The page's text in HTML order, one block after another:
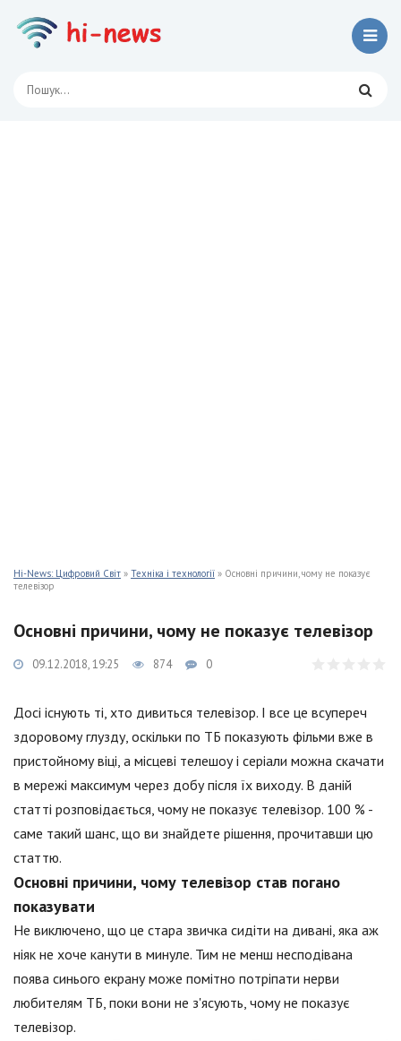
Hi-News: Цифровий Світ » Техніка і технології » Основні причини, чому не показує
телевізор
Основні причини, чому не показує телевізор
09.12.2018, 19:25 874 0
Досі існують ті, хто дивиться телевізор. І все це всупереч
здоровому глузду, оскільки по ТБ показують фільми вже в
пристойному віці, а місцеві телешоу і серіали можна скачати
в мережі максимум через добу після їх виходу. В даній
статті розповідається, чому не показує телевізор. 100 % -
саме такий шанс, що ви знайдете рішення, прочитавши цю
статтю.
Основні причини, чому телевізор став погано
показувати
Не виключено, що це стара звичка сидіти на дивані, яка аж
ніяк не хоче канути в минуле. Тим не менш несподівана
поява синього екрану може помітно потріпати нерви
любителям ТБ, поки вони не з'ясують, чому не показує
телевізор.